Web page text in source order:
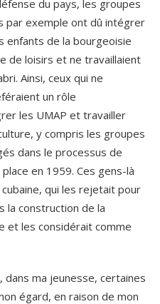
du pays, les groupes
par exemple ont dû intégrer
enfants de la bourgeoisie
de loisirs et ne travaillaient
Ainsi, ceux qui ne
un rôle
les UMAP et travailler
y compris les groupes
dans le processus de
en 1959. Ces gens-là
qui les rejetait pour
la construction de la
et les considérait comme
dans ma jeunesse, certaines
égard, en raison de mon